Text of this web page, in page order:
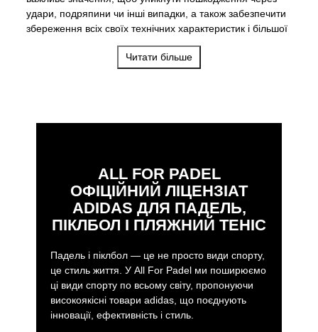
удари, подряпини чи інші випадки, а також забезпечити
збереження всіх своїх технічних характеристик і більшої
довговічності з часом.
Читати більше
ALL FOR PADEL
ОФІЦІЙНИЙ ЛІЦЕНЗІАТ
ADIDAS ДЛЯ ПАДЕЛЬ,
ПІКЛБОЛ І ПЛЯЖНИЙ ТЕНІС
Падель і піклбол — це не просто види спорту,
це стиль життя. У All For Padel ми поширюємо
ці види спорту по всьому світу, пропонуючи
високоякісні товари adidas, що поєднують
інновації, ефективність і стиль.